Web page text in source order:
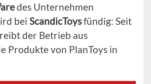
des Unternehmen
bei ScandicToysfündig: Seit
der Betrieb aus
Produkte von PlanToys in